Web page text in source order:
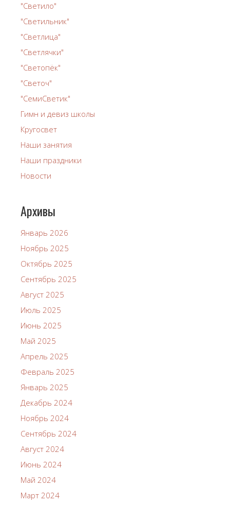
"Светило"
"Светильник"
"Светлица"
"Светлячки"
"Светопёк"
"Светоч"
"СемиСветик"
Гимн и девиз школы
Кругосвет
Наши занятия
Наши праздники
Новости
Архивы
Январь 2026
Ноябрь 2025
Октябрь 2025
Сентябрь 2025
Август 2025
Июль 2025
Июнь 2025
Май 2025
Апрель 2025
Февраль 2025
Январь 2025
Декабрь 2024
Ноябрь 2024
Сентябрь 2024
Август 2024
Июнь 2024
Май 2024
Март 2024